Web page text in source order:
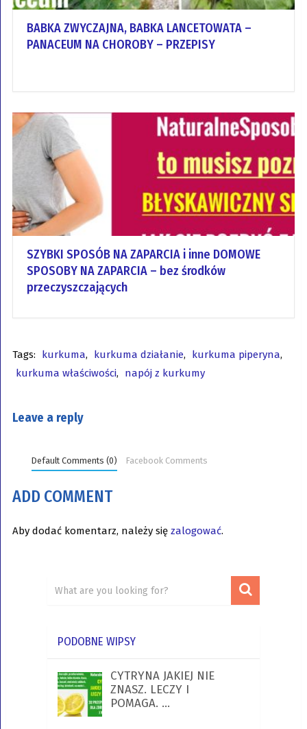
BABKA ZWYCZAJNA, BABKA LANCETOWATA –
PANACEUM NA CHOROBY – PRZEPISY
SZYBKI SPOSÓB NA ZAPARCIA i inne DOMOWE
SPOSOBY NA ZAPARCIA – bez środków
przeczyszczających
Tags: kurkuma, kurkuma działanie, kurkuma piperyna,
kurkuma właściwości, napój z kurkumy
Leave a reply
Default Comments (0) Facebook Comments
ADD COMMENT
Aby dodać komentarz, należy się zalogować.
PODOBNE WIPSY
CYTRYNA JAKIEJ NIE
ZNASZ. LECZY I
POMAGA. …